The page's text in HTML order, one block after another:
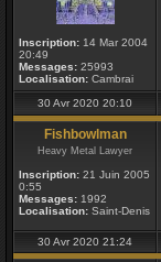
Inscription: 14 Mar 2004
20:49
Messages: 25993
Localisation: Cambrai
30 Avr 2020 20:10
Fishbowlman
Heavy Metal Lawyer
Inscription: 21 Juin 2005
0:55
Messages: 1992
Localisation: Saint-Denis
30 Avr 2020 21:24